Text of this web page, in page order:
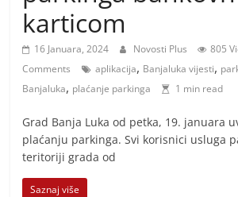
i
t
i
v
n
h
v
karticom
16 Januara, 2024 Novosti Plus 805
Comments
aplikacija, Banjaluka vijesti,
Banjaluka, plaćanje parkinga 1 min read
Grad Banja Luka od petka, 19. januara
plaćanju parkinga. Svi korisnici usluga
teritoriji grada od
Saznaj više